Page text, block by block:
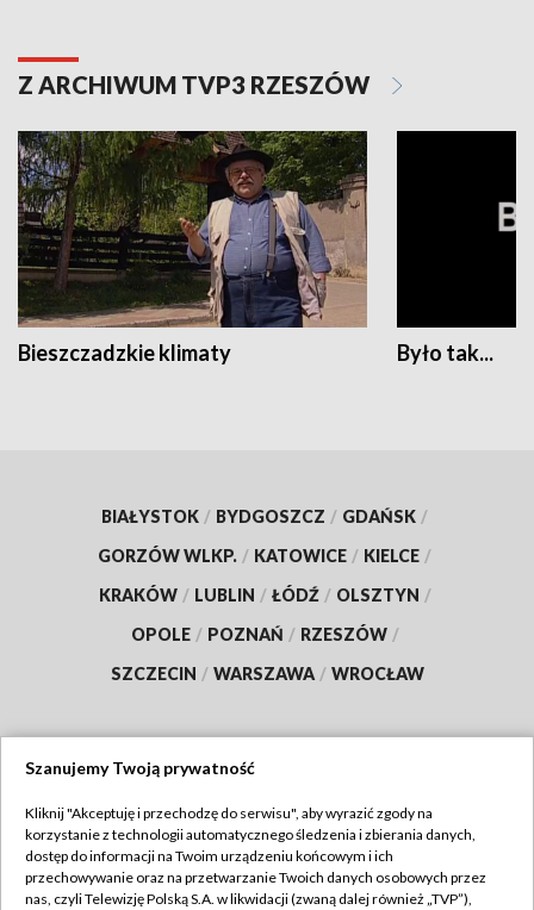
Z ARCHIWUM TVP3 RZESZÓW
Bieszczadzkie klimaty Było tak...
BIAŁYSTOK / BYDGOSZCZ / GDAŃSK /
GORZÓW WLKP. / KATOWICE / KIELCE /
KRAKÓW / LUBLIN / ŁÓDŹ / OLSZTYN /
OPOLE / POZNAŃ / RZESZÓW /
SZCZECIN / WARSZAWA / WROCŁAW
TVP
Abonament TVP
Regulamin TVP
Szanujemy Twoją prywatność
Kliknij "Akceptuję i przechodzę do serwisu", aby wyrazić zgody na
korzystanie z technologii automatycznego śledzenia i zbierania danych,
dostęp do informacji na Twoim urządzeniu końcowym i ich
przechowywanie oraz na przetwarzanie Twoich danych osobowych przez
nas, czyli Telewizję Polską S.A. w likwidacji (zwaną dalej również „TVP”),